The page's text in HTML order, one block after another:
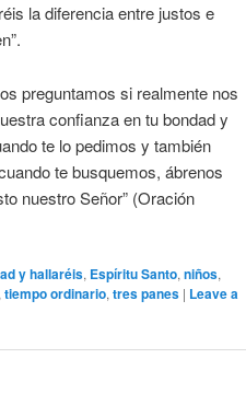
la diferencia entre justos e
preguntamos si realmente nos
confianza en tu bondad y
te lo pedimos y también
te busquemos, ábrenos
nuestro Señor” (Oración
y hallaréis, Espíritu Santo, niños,
tiempo ordinario, tres panes | Leave a